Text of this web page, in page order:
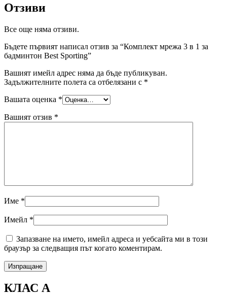
Отзиви
Все още няма отзиви.
Бъдете първият написал отзив за “Комплект мрежа 3 в 1 за
бадминтон Best Sporting”
Вашият имейл адрес няма да бъде публикуван.
Задължителните полета са отбелязани с *
Вашата оценка *
Вашият отзив *
Име *
Имейл *
Запазване на името, имейл адреса и уебсайта ми в този
браузър за следващия път когато коментирам.
КЛАС А